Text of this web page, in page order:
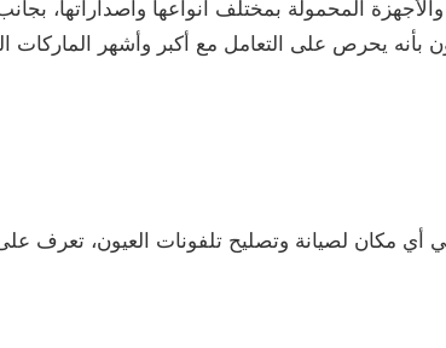
المحمولة بمختلف انواعها واصداراتها،
يحرص على التعامل مع أكبر وأشهر الماركات
لصيانة وتصليح تلفونات العيون، تعرف على